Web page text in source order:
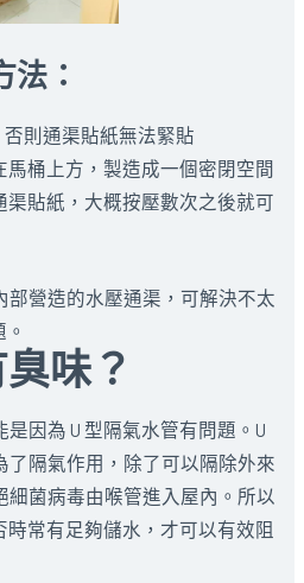
法：
則通渠貼紙無法緊貼
馬桶上方，製造成一個密閉空間
渠貼紙，大概按壓數次之後就可
部營造的水壓通渠，可解決不太
味？
因為 U 型隔氣水管有問題。U
了隔氣作用，除了可以隔除外來
細菌病毒由喉管進入屋內。所以
時常有足夠儲水，才可以有效阻